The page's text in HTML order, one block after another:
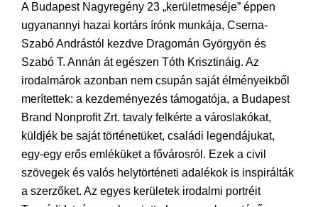
A Budapest Nagyregény 23 „kerületmeséje” éppen
ugyanannyi hazai kortárs írónk munkája, Cserna-
Szabó Andrástól kezdve Dragomán Györgyön és
Szabó T. Annán át egészen Tóth Krisztináig. Az
irodalmárok azonban nem csupán saját élményeikből
merítettek: a kezdeményezés támogatója, a Budapest
Brand Nonprofit Zrt. tavaly felkérte a városlakókat,
küldjék be saját történetüket, családi legendájukat,
egy-egy erős emléküket a fővárosról. Ezek a civil
szövegek és valós helytörténeti adalékok is inspirálták
a szerzőket. Az egyes kerületek irodalmi portréit